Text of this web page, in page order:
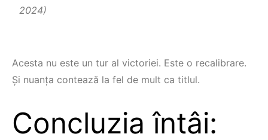
2024)
Acesta nu este un tur al victoriei. Este o recalibrare.
Şi nuanța contează la fel de mult ca titlul.
Concluzia întâi: